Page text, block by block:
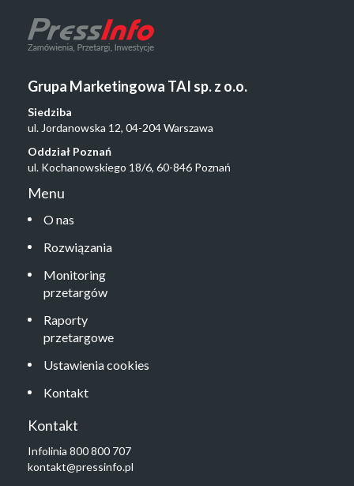
Grupa Marketingowa TAI sp. z o.o.
Siedziba
ul. Jordanowska 12, 04-204 Warszawa
Oddział Poznań
ul. Kochanowskiego 18/6, 60-846 Poznań
Menu
O nas
Rozwiązania
Monitoring
przetargów
Raporty
przetargowe
Ustawienia cookies
Kontakt
Kontakt
Infolinia 800 800 707
kontakt@pressinfo.pl